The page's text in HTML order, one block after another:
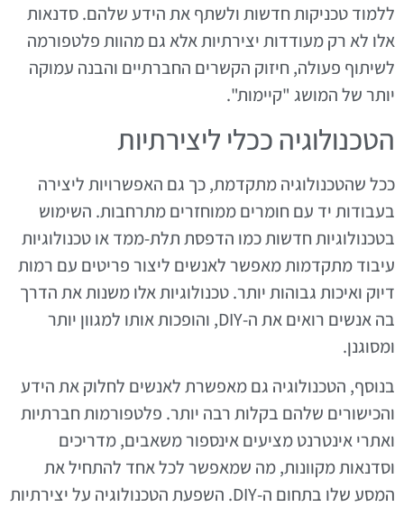
ללמוד טכניקות חדשות ולשתף את הידע שלהם. סדנאות
אלו לא רק מעודדות יצירתיות אלא גם מהוות פלטפורמה
לשיתוף פעולה, חיזוק הקשרים החברתיים והבנה עמוקה
יותר של המושג "קיימות".
הטכנולוגיה ככלי ליצירתיות
ככל שהטכנולוגיה מתקדמת, כך גם האפשרויות ליצירה
בעבודות יד עם חומרים ממוחזרים מתרחבות. השימוש
בטכנולוגיות חדשות כמו הדפסת תלת-ממד או טכנולוגיות
עיבוד מתקדמות מאפשר לאנשים ליצור פריטים עם רמות
דיוק ואיכות גבוהות יותר. טכנולוגיות אלו משנות את הדרך
בה אנשים רואים את ה-DIY, והופכות אותו למגוון יותר
ומסוגנן.
בנוסף, הטכנולוגיה גם מאפשרת לאנשים לחלוק את הידע
והכישורים שלהם בקלות רבה יותר. פלטפורמות חברתיות
ואתרי אינטרנט מציעים אינספור משאבים, מדריכים
וסדנאות מקוונות, מה שמאפשר לכל אחד להתחיל את
המסע שלו בתחום ה-DIY. השפעת הטכנולוגיה על יצירתיות